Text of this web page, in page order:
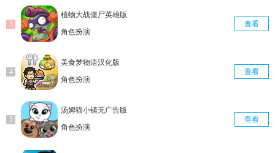
植物大战僵尸英雄版
角色扮演
查看
美食梦物语汉化版
角色扮演
查看
汤姆猫小镇无广告版
角色扮演
查看